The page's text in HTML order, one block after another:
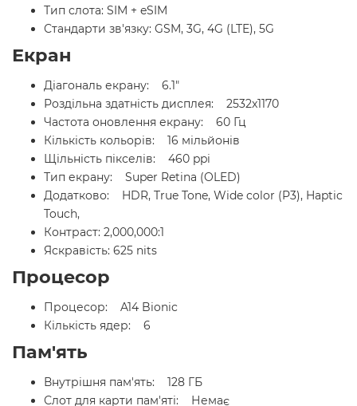
Тип слота: SIM + eSIM
Стандарти зв'язку: GSM, 3G, 4G (LTE), 5G
Екран
Діагональ екрану: 6.1"
Роздільна здатність дисплея: 2532x1170
Частота оновлення екрану: 60 Гц
Кількість кольорів: 16 мільйонів
Щільність пікселів: 460 ppi
Тип екрану: Super Retina (OLED)
Додатково: HDR, True Tone, Wide color (P3), Haptic
Touch,
Контраст: 2,000,000:1
Яскравість: 625 nits
Процесор
Процесор: A14 Bionic
Кількість ядер: 6
Пам'ять
Внутрішня пам'ять: 128 ГБ
Слот для карти пам'яті: Немає